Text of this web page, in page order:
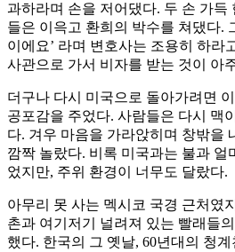
과하라며 손을 저어댔다. 두 손 가득
들은 이윽고 환희의 박수를 쳐댔다.
이에요’ 라며 변호사는 조용히 하라
사관으로 가서 비자를 받는 것이 아
더구나 다시 미국으로 돌아가려면
공포감을 주었다. 사람들은 다시 맥
다. 겨우 마음을 가라앉히며 창밖을
깜짝 놀랐다. 비록 미국과는 불과 얼
었지만, 주위 환경이 너무도 달랐다.
아무리 못 사는 멕시코 국경 근처였
촌과 여기저기 널려져 있는 빨래들
했다. 한국의 그 옛날, 60년대의 청